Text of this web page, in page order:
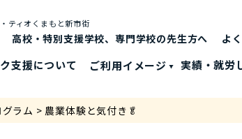
ティオくまもと新市街
高校・特別支援学校、専門学校の先生方へ よ
支援について ご利⽤イメージ 実績・就労
ラム > 農業体験と気付き🥬